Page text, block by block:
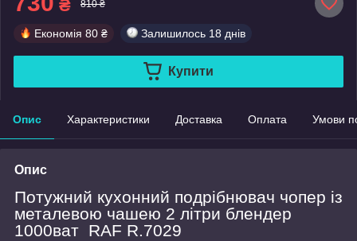
₴ 810 ₴
Економія 80 ₴ Залишилось 18 днів
Купити
Опис Характеристики Доставка Оплата Умови
Опис
Потужний кухонний подрібнювач чопер із
металевою чашею 2 літри блендер
1000ват RAF R.7029